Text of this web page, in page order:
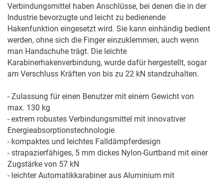
Verbindungsmittel haben Anschlüsse, bei denen die in der
Industrie bevorzugte und leicht zu bedienende
Hakenfunktion eingesetzt wird. Sie kann einhändig bedient
werden, ohne sich die Finger einzuklemmen, auch wenn
man Handschuhe trägt. Die leichte
Karabinerhakenverbindung, wurde dafür hergestellt, sogar
am Verschluss Kräften von bis zu 22 kN standzuhalten.
- Zulassung für einen Benutzer mit einem Gewicht von
max. 130 kg
- extrem robustes Verbindungsmittel mit innovativer
Energieabsorptionstechnologie
- kompaktes und leichtes Falldämpferdesign
- strapazierfähiges, 5 mm dickes Nylon-Gurtband mit einer
Zugstärke von 57 kN
- leichter Automatikkarabiner aus Aluminium mit